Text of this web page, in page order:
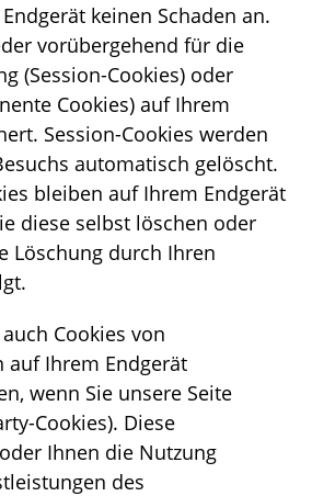
keinen Schaden an.
vorübergehend für die
(Session-Cookies) oder
Cookies) auf Ihrem
Session-Cookies werden
automatisch gelöscht.
bleiben auf Ihrem Endgerät
diese selbst löschen oder
Löschung durch Ihren
Cookies von
Ihrem Endgerät
wenn Sie unsere Seite
Cookies). Diese
Ihnen die Nutzung
des